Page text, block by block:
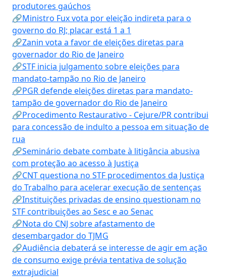
produtores gaúchos
🔗Ministro Fux vota por eleição indireta para o
governo do RJ; placar está 1 a 1
🔗Zanin vota a favor de eleições diretas para
governador do Rio de Janeiro
🔗STF inicia julgamento sobre eleições para
mandato-tampão no Rio de Janeiro
🔗PGR defende eleições diretas para mandato-
tampão de governador do Rio de Janeiro
🔗Procedimento Restaurativo - Cejure/PR contribui
para concessão de indulto a pessoa em situação de
rua
🔗Seminário debate combate à litigância abusiva
com proteção ao acesso à Justiça
🔗CNT questiona no STF procedimentos da Justiça
do Trabalho para acelerar execução de sentenças
🔗Instituições privadas de ensino questionam no
STF contribuições ao Sesc e ao Senac
🔗Nota do CNJ sobre afastamento de
desembargador do TJMG
🔗Audiência debaterá se interesse de agir em ação
de consumo exige prévia tentativa de solução
extrajudicial